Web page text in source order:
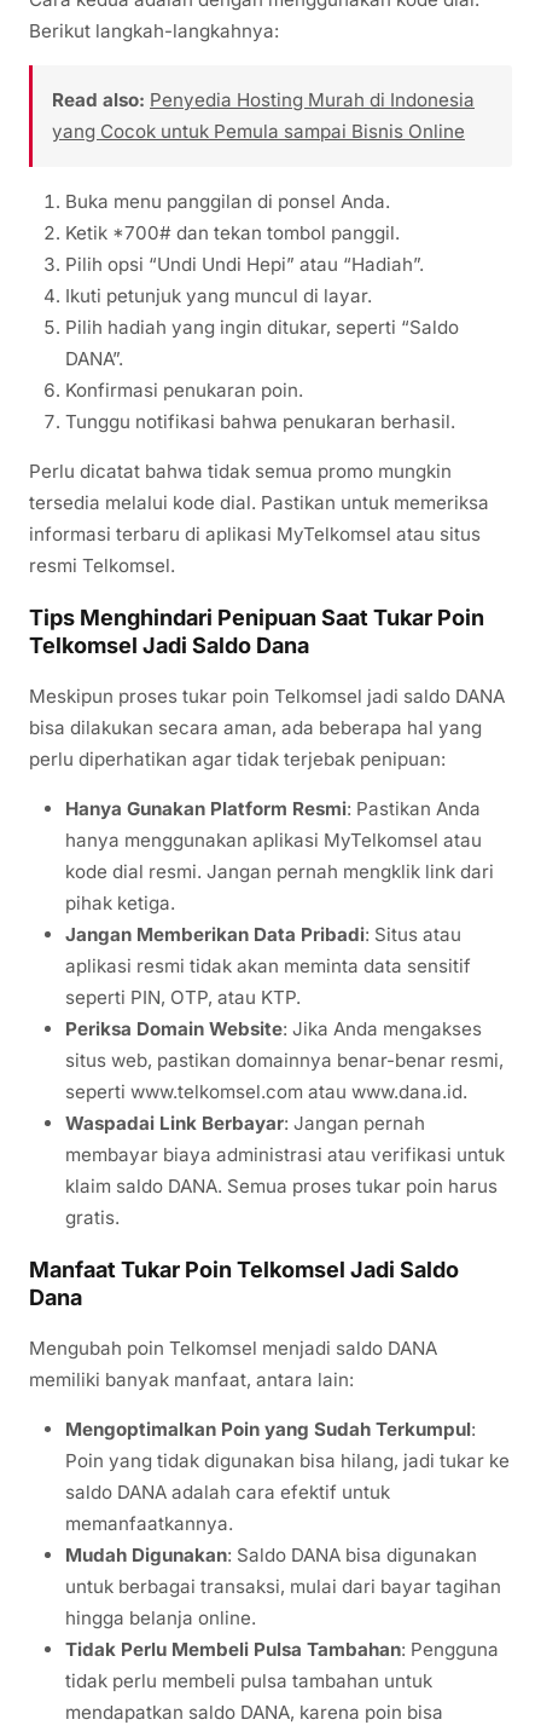
Berikut langkah-langkahnya:
Read also: Penyedia Hosting Murah di Indonesia
yang Cocok untuk Pemula sampai Bisnis Online
Buka menu panggilan di ponsel Anda.
Ketik *700# dan tekan tombol panggil.
Pilih opsi “Undi Undi Hepi” atau “Hadiah”.
Ikuti petunjuk yang muncul di layar.
Pilih hadiah yang ingin ditukar, seperti “Saldo
DANA”.
Konfirmasi penukaran poin.
Tunggu notifikasi bahwa penukaran berhasil.
Perlu dicatat bahwa tidak semua promo mungkin
tersedia melalui kode dial. Pastikan untuk memeriksa
informasi terbaru di aplikasi MyTelkomsel atau situs
resmi Telkomsel.
Tips Menghindari Penipuan Saat Tukar Poin
Telkomsel Jadi Saldo Dana
Meskipun proses tukar poin Telkomsel jadi saldo DANA
bisa dilakukan secara aman, ada beberapa hal yang
perlu diperhatikan agar tidak terjebak penipuan:
Hanya Gunakan Platform Resmi: Pastikan Anda
hanya menggunakan aplikasi MyTelkomsel atau
kode dial resmi. Jangan pernah mengklik link dari
pihak ketiga.
Jangan Memberikan Data Pribadi: Situs atau
aplikasi resmi tidak akan meminta data sensitif
seperti PIN, OTP, atau KTP.
Periksa Domain Website: Jika Anda mengakses
situs web, pastikan domainnya benar-benar resmi,
seperti www.telkomsel.com atau www.dana.id.
Waspadai Link Berbayar: Jangan pernah
membayar biaya administrasi atau verifikasi untuk
klaim saldo DANA. Semua proses tukar poin harus
gratis.
Manfaat Tukar Poin Telkomsel Jadi Saldo
Dana
Mengubah poin Telkomsel menjadi saldo DANA
memiliki banyak manfaat, antara lain:
Mengoptimalkan Poin yang Sudah Terkumpul:
Poin yang tidak digunakan bisa hilang, jadi tukar ke
saldo DANA adalah cara efektif untuk
memanfaatkannya.
Mudah Digunakan: Saldo DANA bisa digunakan
untuk berbagai transaksi, mulai dari bayar tagihan
hingga belanja online.
Tidak Perlu Membeli Pulsa Tambahan: Pengguna
tidak perlu membeli pulsa tambahan untuk
mendapatkan saldo DANA, karena poin bisa